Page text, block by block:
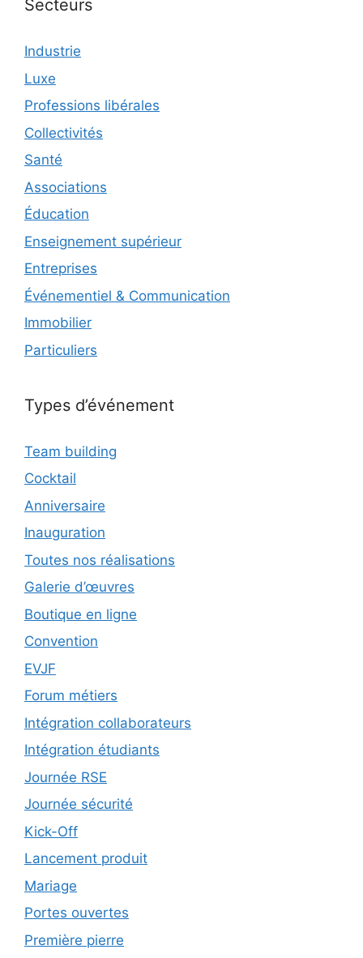
Secteurs
Industrie
Luxe
Professions libérales
Collectivités
Santé
Associations
Éducation
Enseignement supérieur
Entreprises
Événementiel & Communication
Immobilier
Particuliers
Types d’événement
Team building
Cocktail
Anniversaire
Inauguration
Toutes nos réalisations
Galerie d’œuvres
Boutique en ligne
Convention
EVJF
Forum métiers
Intégration collaborateurs
Intégration étudiants
Journée RSE
Journée sécurité
Kick-Off
Lancement produit
Mariage
Portes ouvertes
Première pierre